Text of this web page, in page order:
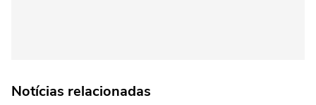
Notícias relacionadas